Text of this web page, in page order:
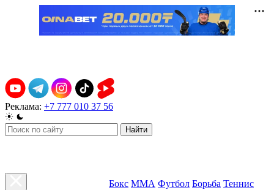
Реклама: +7 777 010 37 56
Найти
Бокс ММА Футбол Борьба Теннис